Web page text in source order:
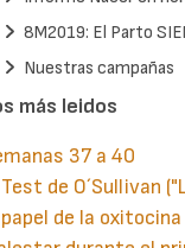
8M2019: El Parto
Nuestras campañas
más leidos
37 a 40
de O´Sullivan
papel de la